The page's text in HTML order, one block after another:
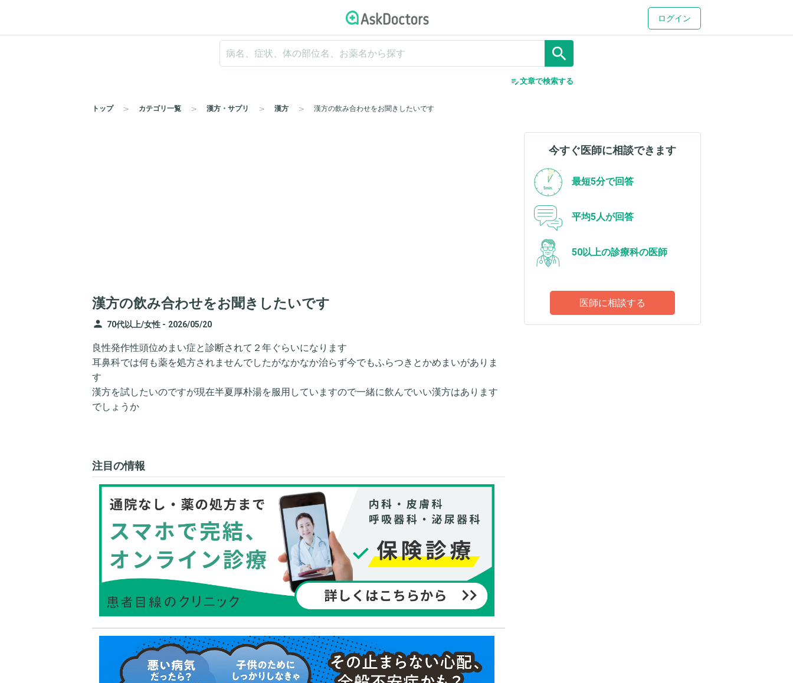
ログイン
search
edit_note文章で検索する
トップ カテゴリ一覧 漢方・サプリ 漢方 漢方の飲み合わせをお聞きしたいです
漢方の飲み合わせをお聞きしたいです
person 70代以上/女性 - 2026/05/20
良性発作性頭位めまい症と診断されて２年ぐらいになります
耳鼻科では何も薬を処方されませんでしたがなかなか治らず今でもふらつきとかめまいがありま
す
漢方を試したいのですが現在半夏厚朴湯を服用していますので一緒に飲んでいい漢方はあります
でしょうか
注目の情報
今すぐ医師に相談できます
最短5分で回答
平均5人が回答
50以上の診療科の医師
医師に相談する